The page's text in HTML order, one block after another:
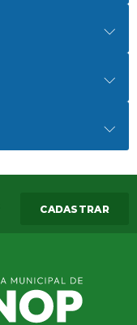
CADASTRAR